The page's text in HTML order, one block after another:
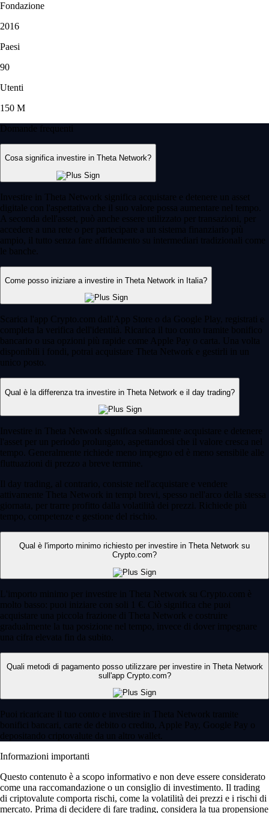
Fondazione
2016
Paesi
90
Utenti
150 M
Domande frequenti
Cosa significa investire in Theta Network?
Investire in Theta Network significa acquistare e detenere un asset
digitale con l'aspettativa che il suo valore possa aumentare nel tempo.
A seconda dell'asset, può anche essere utilizzato per transazioni, per
accedere a una rete o per partecipare a un sistema finanziario più
ampio, il tutto senza fare affidamento su intermediari tradizionali come
le banche.
Come posso iniziare a investire in Theta Network in Italia?
Scarica l'app Crypto.com dall'App Store o da Google Play, registrati e
completa la verifica dell'identità. Ricarica il tuo conto tramite bonifico
bancario o usa opzioni più rapide come Apple Pay o carta. Una volta
disponibili i fondi, potrai acquistare Theta Network e gestirli in un
unico posto.
Qual è la differenza tra investire in Theta Network e il day trading?
Investire in Theta Network significa solitamente acquistare e detenere
l'asset per un periodo prolungato, aspettandosi che il valore cresca nel
tempo. Generalmente richiede meno impegno ed è meno sensibile alle
fluttuazioni di prezzo a breve termine.
Il day trading, al contrario, consiste nell'acquistare e vendere
attivamente Theta Network in tempi brevi, spesso nell'arco della stessa
giornata, per trarre profitto dalla volatilità dei prezzi. Richiede più
tempo, competenze e gestione del rischio.
Qual è l'importo minimo richiesto per investire in Theta Network su
Crypto.com?
L'importo minimo per investire in Theta Network su Crypto.com è
molto basso: puoi iniziare con soli 1 €. Ciò significa che puoi
acquistare una piccola frazione di Theta Network e costruire
gradualmente la tua posizione nel tempo, invece di dover impegnare
una cifra elevata fin da subito.
Quali metodi di pagamento posso utilizzare per investire in Theta Network
sull'app Crypto.com?
Puoi ricaricare il tuo conto e investire in Theta Network tramite
bonifici bancari, carte de debito o credito, Apple Pay, Google Pay o
depositando criptovalute da un altro wallet.
Informazioni importanti
Questo contenuto è a scopo informativo e non deve essere considerato
come una raccomandazione o un consiglio di investimento. Il trading
di criptovalute comporta rischi, come la volatilità dei prezzi e i rischi di
mercato. Prima di decidere di fare trading, considera la tua propensione